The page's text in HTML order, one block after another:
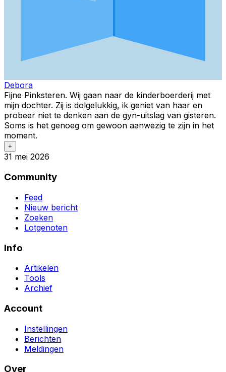
Debora
Fijne Pinksteren. Wij gaan naar de kinderboerderij met
mijn dochter. Zij is dolgelukkig, ik geniet van haar en
probeer niet te denken aan de gyn-uitslag van gisteren.
Soms is het genoeg om gewoon aanwezig te zijn in het
moment.
+
31 mei 2026
Community
Feed
Nieuw bericht
Zoeken
Lotgenoten
Info
Artikelen
Tools
Archief
Account
Instellingen
Berichten
Meldingen
Over